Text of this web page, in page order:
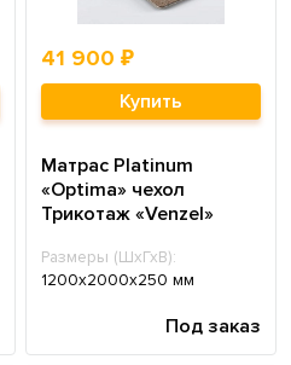
41 900 ₽
Купить
Матрас Platinum
«Optima» чехол
Трикотаж «Venzel»
Размеры (ШхГхВ):
1200х2000х250 мм
Под заказ